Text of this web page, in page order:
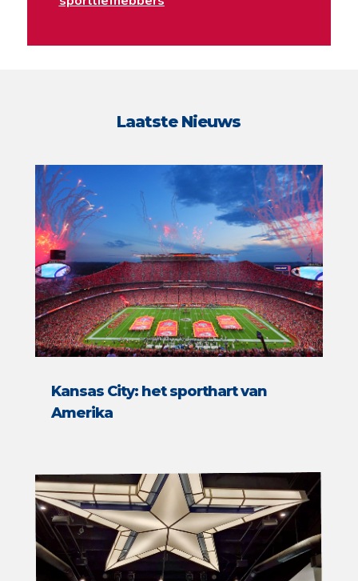
Laatste Nieuws
Kansas City: het sporthart van
Amerika